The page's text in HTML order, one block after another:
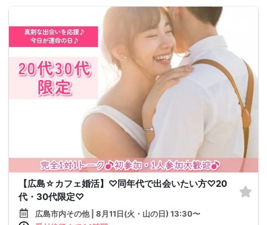
【広島☆カフェ婚活】♡同年代で出会いたい方♡20
代・30代限定♡
広島市内その他 | 8月11日(火・山の日) 13:30〜